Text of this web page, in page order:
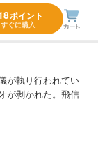
ポイント
すぐに購入
が執り行われてい
が剥かれた。飛信